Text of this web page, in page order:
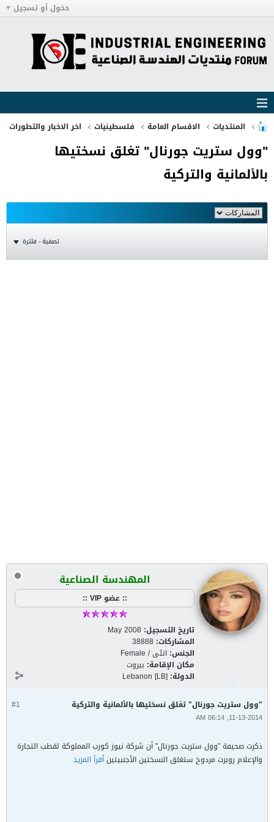
دخول أو تسجيل
المنتديات الاقسام العامة فلسطينيات اخر الاخبار والتطورات
"وول ستريت جورنال" تغلق نسختيها
بالألمانية والتركية
تصفية - فلترة
المهندسة الصناعية
:: عضو VIP ::
تاريخ التسجيل: May 2008
المشاركات: 38888
الجنس: انثى / Female
مكان الإقامة: بيروت
الدولة: Lebanon [LB]
#1 "وول ستريت جورنال" تغلق نسختيها بالألمانية والتركية
11-13-2014, 06:14 AM
ذكرت صحيفة "وول ستريت جورنال" أن شركة نيوز كورب المملوكة لقطب التجارة
والإعلام روبرت مردوخ ستغلق النسختين الأجنبيتينأقرأ المزيد